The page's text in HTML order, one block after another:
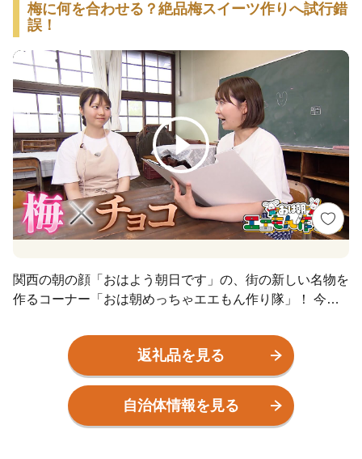
梅に何を合わせる？絶品梅スイーツ作りへ試行錯
誤！
関西の朝の顔「おはよう朝日です」の、街の新しい名物を
作るコーナー「おは朝めっちゃエエもん作り隊」！ 今回
のアンケート結果も参考にし、絶品梅スイーツ作りに挑戦
返礼品を見る
自治体情報を見る